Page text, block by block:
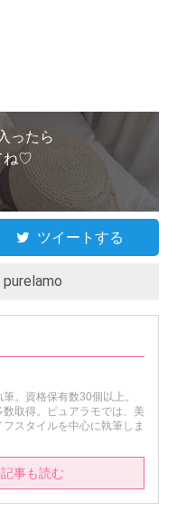
ったら
ね♡
ツイートする
purelamo
。資格保有数30個以上。
取得。ピュアラモでは、美
スタイルを中心に執筆しま
事も読む